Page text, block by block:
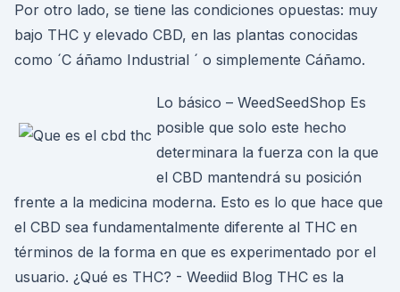
Por otro lado, se tiene las condiciones opuestas: muy
bajo THC y elevado CBD, en las plantas conocidas
como ´C áñamo Industrial ´ o simplemente Cáñamo.
Lo básico – WeedSeedShop Es
posible que solo este hecho
determinara la fuerza con la que
el CBD mantendrá su posición
frente a la medicina moderna. Esto es lo que hace que
el CBD sea fundamentalmente diferente al THC en
términos de la forma en que es experimentado por el
usuario. ¿Qué es THC? - Weediid Blog THC es la